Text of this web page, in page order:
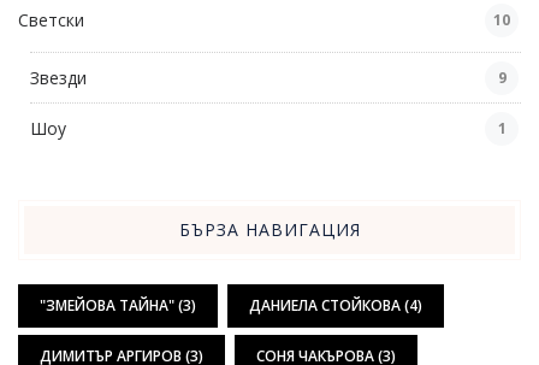
Светски 10
Звезди 9
Шоу 1
БЪРЗА НАВИГАЦИЯ
"ЗМЕЙОВА ТАЙНА"(3) ДАНИЕЛА СТОЙКОВА(4)
ДИМИТЪР АРГИРОВ (3) СОНЯ ЧАКЪРОВА(3)